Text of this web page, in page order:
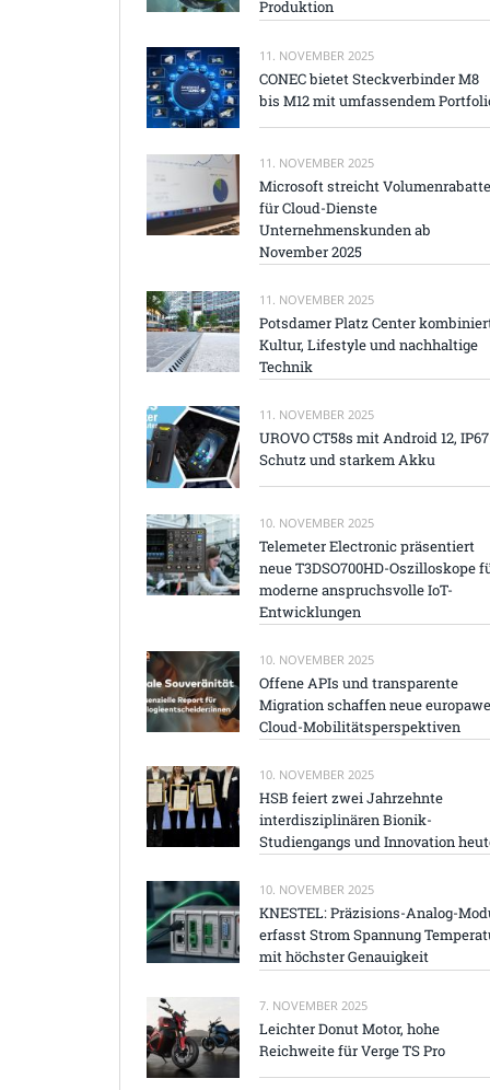
Produktion
11. NOVEMBER 2025
CONEC bietet Steckverbinder M8
bis M12 mit umfassendem
11. NOVEMBER 2025
Microsoft streicht Volumenrabatte
für Cloud-Dienste
Unternehmenskunden ab
November 2025
11. NOVEMBER 2025
Potsdamer Platz Center
Kultur, Lifestyle und nachhaltige
Technik
11. NOVEMBER 2025
UROVO CT58s mit Android 12,
Schutz und starkem Akku
10. NOVEMBER 2025
Telemeter Electronic präsentiert
neue T3DSO700HD-Oszilloskope
moderne anspruchsvolle IoT-
Entwicklungen
10. NOVEMBER 2025
Offene APIs und transparente
Migration schaffen neue
Cloud-Mobilitätsperspektiven
10. NOVEMBER 2025
HSB feiert zwei Jahrzehnte
interdisziplinären Bionik-
Studiengangs und Innovation
10. NOVEMBER 2025
KNESTEL: Präzisions-Analog-
erfasst Strom Spannung
mit höchster Genauigkeit
7. NOVEMBER 2025
Leichter Donut Motor, hohe
Reichweite für Verge TS Pro